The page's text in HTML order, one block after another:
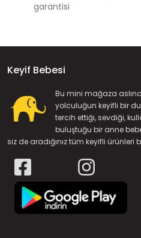
garantisi
Keyif Bebesi
Bu mini mağaza
yolculuğun keyifli bir
tercih ettiği, sevdiği,
buluştuğu bir anne
siz de aradığınız tüm keyifli ürünleri